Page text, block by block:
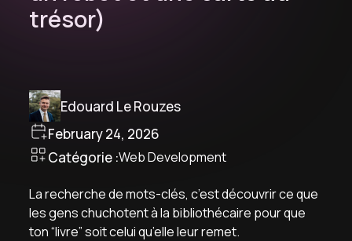
trésor)
Edouard Le Rouzes
February 24, 2026
Catégorie :Web Development
La recherche de mots-clés, c’est découvrir ce que
les gens chuchotent à la bibliothécaire pour que
ton “livre” soit celui qu’elle leur remet.